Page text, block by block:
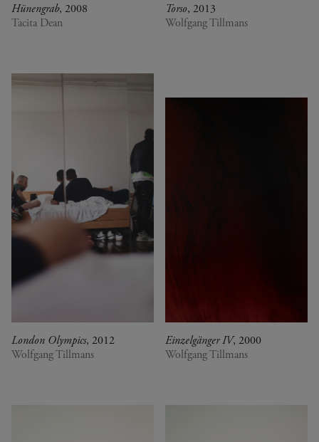
Hünengrab, 2008
Tacita Dean
Torso, 2013
Wolfgang Tillmans
London Olympics, 2012
Wolfgang Tillmans
Einzelgänger IV, 2000
Wolfgang Tillmans